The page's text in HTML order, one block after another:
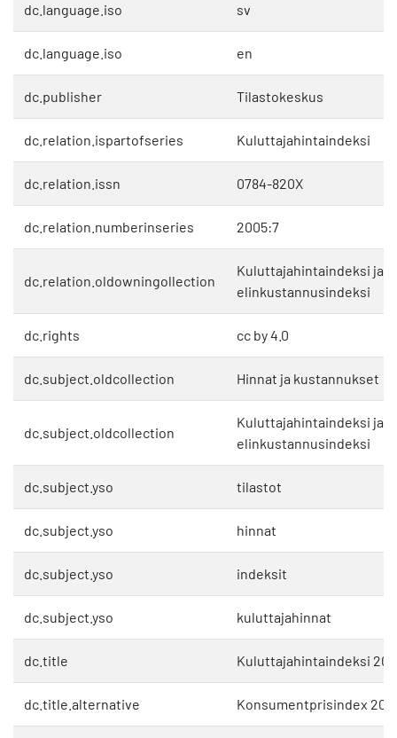
dc.language.iso sv
dc.language.iso en
dc.publisher Tilastokeskus
dc.relation.ispartofseries Kuluttajahintaindeksi
dc.relation.issn 0784-820X
dc.relation.numberinseries 2005:7
dc.relation.oldowningollection
Kuluttajahintaindeksi ja
elinkustannusindeksi
dc.rights cc by 4.0
dc.subject.oldcollection Hinnat ja kustannukset
dc.subject.oldcollection
Kuluttajahintaindeksi ja
elinkustannusindeksi
dc.subject.yso tilastot
dc.subject.yso hinnat
dc.subject.yso indeksit
dc.subject.yso kuluttajahinnat
dc.title Kuluttajahintaindeksi
dc.title.alternative Konsumentprisindex